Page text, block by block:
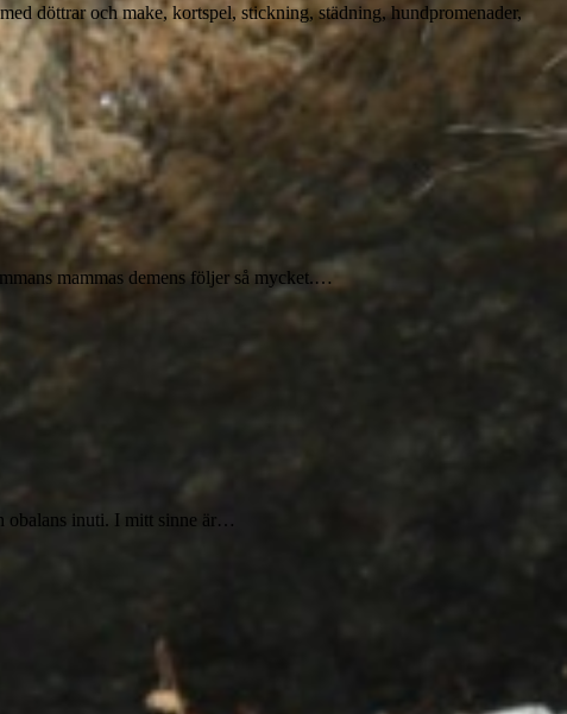
döttrar och make, kortspel, stickning, städning, hundpromenader,
mammas demens följer så mycket.…
obalans inuti. I mitt sinne är…